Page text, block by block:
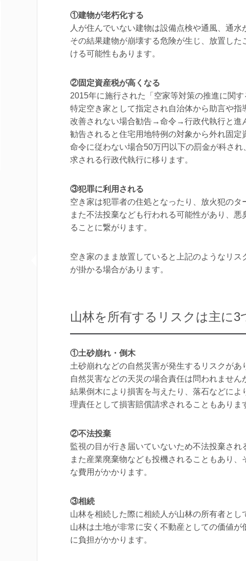
①建物が老朽化する
人が住んでいない建物は設備点検や通風、通水
その結果建物が崩壊する危険が生じ、放置し
ける可能性もあります。
②固定資産税が高くなる
2015年に施行された「空家等対策の推進に関
特定空き家として指定され自治体から助言や指
改善されない場合勧告→命令→行政代執行と進
勧告されると住宅用地特例の対象から外れ固定
命令に従わない場合50万円以下の罰金が科さ
求される行政代執行に移ります。
③犯罪に利用される
空き家は犯罪者の住処となったり、放火犯のタ
また不法投棄なども行われる可能性があり、
ることに繋がります。
空き家のまま放置していると上記のようなリ
が掛かる場合があります。
山林を所有するリスクは主に3
①土砂崩れ・倒木
土砂崩れなどの自然災害が発生するリスクがあ
自然災害などの天災の場合責任は問われませ
結果倒木により損害を与えたり、落石などに
理責任として損害賠償請求されることもありま
②不法投棄
監視の目が行き届いていないため不法投棄され
また産業廃棄物なども投機されることもあり
な費用がかかります。
③相続
山林を相続した際に相続人が山林の所有者とし
山林は土地が非常に安く不動産としての価値
に負担がかかります。